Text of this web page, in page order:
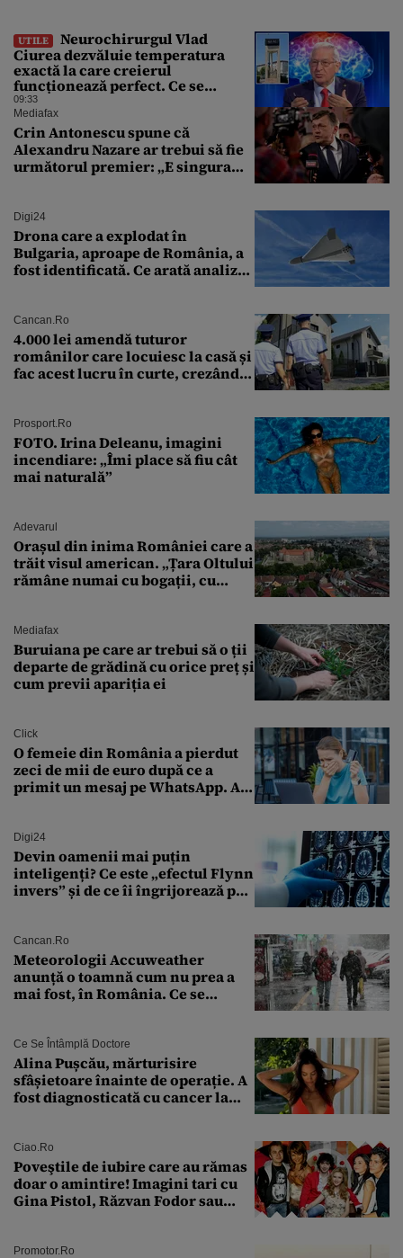
UTILE
Neurochirurgul Vlad
Ciurea dezvăluie temperatura
exactă la care creierul
funcționează perfect. Ce se
întâmplă când afară sunt peste 35
grade Celsius
09:33
Mediafax
Crin Antonescu spune că
Alexandru Nazare ar trebui să fie
următorul premier: „E singura
Digi24
Drona care a explodat în
Bulgaria, aproape de România, a
fost identificată. Ce arată analiza
Cancan.ro
4.000 lei amendă tuturor
românilor care locuiesc la casă și
fac acest lucru în curte, crezând
Prosport.ro
FOTO. Irina Deleanu, imagini
incendiare: „Îmi place să fiu cât
mai naturală”
Adevarul
Orașul din inima României care a
trăit visul american. „Țara Oltului
rămâne numai cu bogații, cu
Mediafax
Buruiana pe care ar trebui să o ții
departe de grădină cu orice preț și
cum previi apariția ei
Click
O femeie din România a pierdut
zeci de mii de euro după ce a
primit un mesaj pe WhatsApp. A
Digi24
Devin oamenii mai puțin
inteligenți? Ce este „efectul Flynn
invers” și de ce îi îngrijorează pe
Cancan.ro
Meteorologii Accuweather
anunță o toamnă cum nu prea a
mai fost, în România. Ce se
București. Pe ce dată ninge
Ce Se Întâmplă Doctore
Alina Pușcău, mărturisire
sfâșietoare înainte de operație. A
fost diagnosticată cu cancer la
îmi salvez viața”
Ciao.ro
Poveştile de iubire care au rămas
doar o amintire! Imagini tari cu
Gina Pistol, Răzvan Fodor sau
Promotor.ro